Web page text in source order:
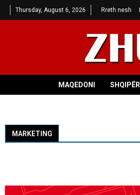
Thursday, August 6, 2026 Rreth nesh
MAQEDONI SHQIPËRI
MARKETING